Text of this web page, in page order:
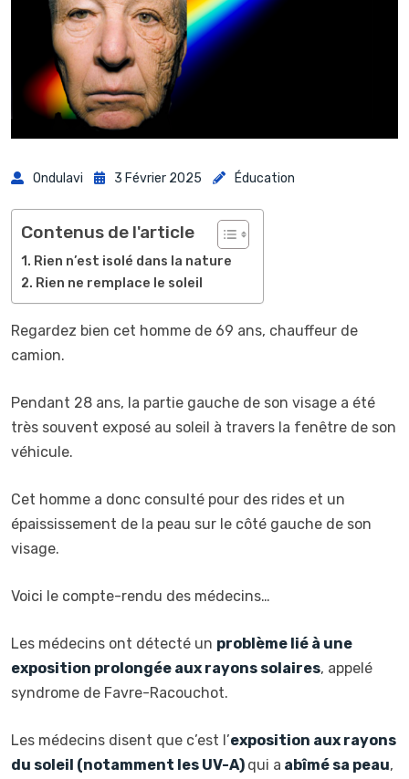
Ondulavi 3 Février 2025 Éducation
Contenus de l'article
Rien n’est isolé dans la nature
Rien ne remplace le soleil
Regardez bien cet homme de 69 ans, chauffeur de
camion.
Pendant 28 ans, la partie gauche de son visage a été
très souvent exposé au soleil à travers la fenêtre de son
véhicule.
Cet homme a donc consulté pour des rides et un
épaississement de la peau sur le côté gauche de son
visage.
Voici le compte-rendu des médecins…
Les médecins ont détecté un problème lié à une
exposition prolongée aux rayons solaires, appelé
syndrome de Favre-Racouchot.
Les médecins disent que c’est l’exposition aux rayons
du soleil (notamment les UV-A) qui a abîmé sa peau,